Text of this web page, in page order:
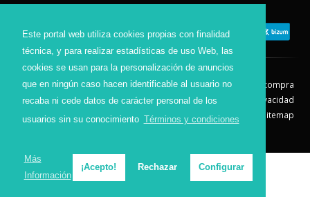
Este portal web utiliza cookies propias con finalidad
técnica, y para realizar estadísticas de uso Web, las
cookies se usan para la personalización de anuncios
que en ningún caso hacen identificable al usuario no
recaba ni cede datos de carácter personal de los
usuarios sin su conocimiento Términos y condiciones
Más
Información
¡Acepto! Rechazar Configurar
Contacto Aviso Legal
Condiciones de compra
Política de envíos
Política de devolución
Política de Privacidad
Política de Cookies
Sitemap